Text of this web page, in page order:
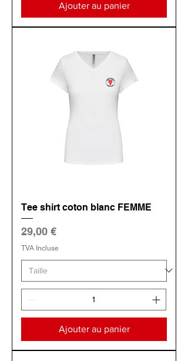
Ajouter au panier
Tee shirt coton blanc FEMME
Prix
29,00 €
TVA Incluse
Ajouter au panier